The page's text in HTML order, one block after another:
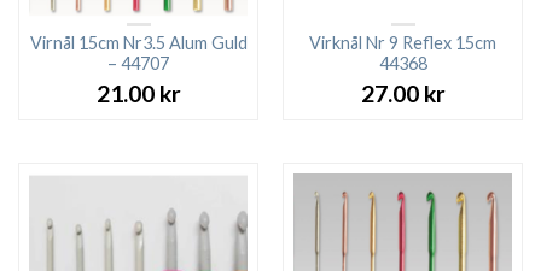
Virnål 15cm Nr3.5 Alum Guld
– 44707
21.00 kr
Virknål Nr 9 Reflex 15cm
44368
27.00 kr